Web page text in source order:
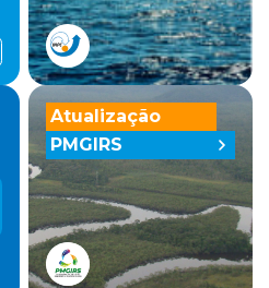
Atualização
PMGIRS